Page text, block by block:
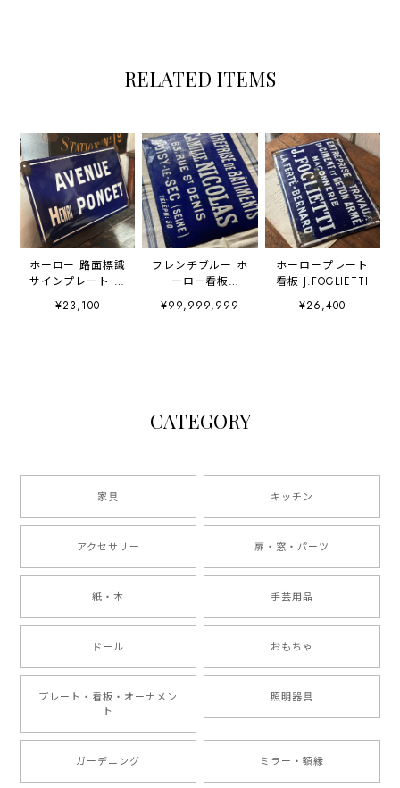
RELATED ITEMS
ホーロー 路面標識
サインプレート 琺
瑯 エナメル
¥23,100
フレンチブルー ホ
ーロー看板
Camille Nicolas
¥99,999,999
ホーロープレート
看板 J.FOGLIETTI
¥26,400
CATEGORY
家具 キッチン
アクセサリー 扉・窓・パーツ
紙・本 手芸用品
ドール おもちゃ
プレート・看板・オーナメン
ト
照明器具
ガーデニング ミラー・額縁